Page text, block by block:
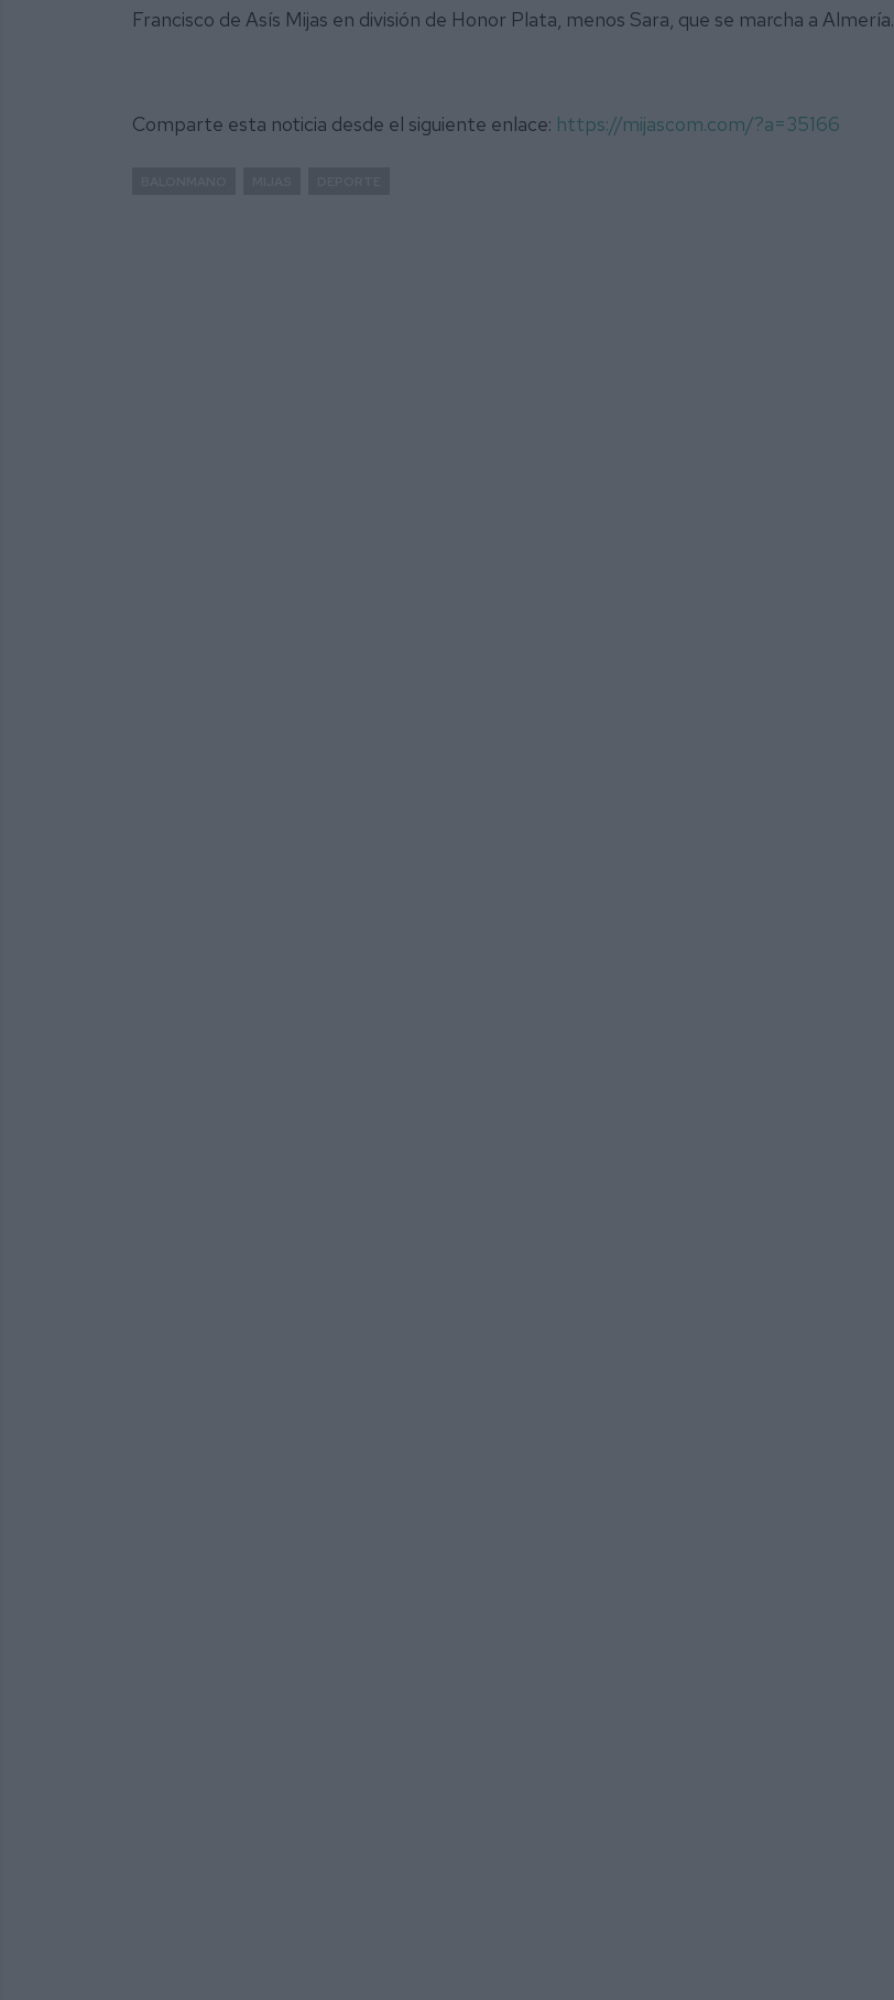
Francisco de Asís Mijas en división de Honor Plata, menos Sara, que se marcha a Almería.
Comparte esta noticia desde el siguiente enlace: https://mijascom.com/?a=35166